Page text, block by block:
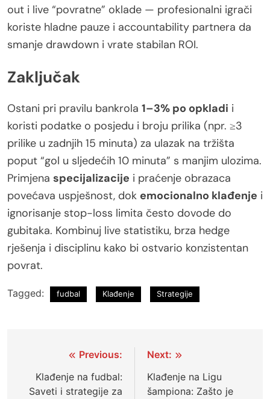
out i live “povratne” oklade — profesionalni igrači
koriste hladne pauze i accountability partnera da
smanje drawdown i vrate stabilan ROI.
Zaključak
Ostani pri pravilu bankrola 1–3% po opkladi i
koristi podatke o posjedu i broju prilika (npr. ≥3
prilike u zadnjih 15 minuta) za ulazak na tržišta
poput “gol u sljedećih 10 minuta” s manjim ulozima.
Primjena specijalizacije i praćenje obrazaca
povećava uspješnost, dok emocionalno klađenje i
ignorisanje stop-loss limita često dovode do
gubitaka. Kombinuj live statistiku, brza hedge
rješenja i disciplinu kako bi ostvario konzistentan
povrat.
Tagged: fudbal Klađenje Strategije
navigation
Previous:
Klađenje na fudbal:
Saveti i strategije za
Next:
Klađenje na Ligu
šampiona: Zašto je